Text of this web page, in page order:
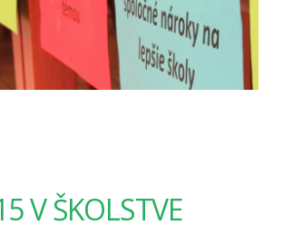
V ŠKOLSTVE